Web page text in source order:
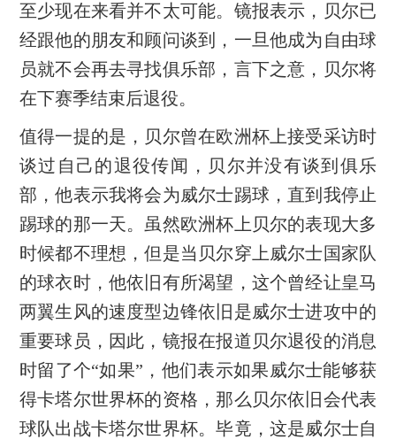
至少现在来看并不太可能。镜报表示，贝尔已
经跟他的朋友和顾问谈到，一旦他成为自由球
员就不会再去寻找俱乐部，言下之意，贝尔将
在下赛季结束后退役。
值得一提的是，贝尔曾在欧洲杯上接受采访时
谈过自己的退役传闻，贝尔并没有谈到俱乐
部，他表示我将会为威尔士踢球，直到我停止
踢球的那一天。虽然欧洲杯上贝尔的表现大多
时候都不理想，但是当贝尔穿上威尔士国家队
的球衣时，他依旧有所渴望，这个曾经让皇马
两翼生风的速度型边锋依旧是威尔士进攻中的
重要球员，因此，镜报在报道贝尔退役的消息
时留了个“如果”，他们表示如果威尔士能够获
得卡塔尔世界杯的资格，那么贝尔依旧会代表
球队出战卡塔尔世界杯。毕竟，这是威尔士自